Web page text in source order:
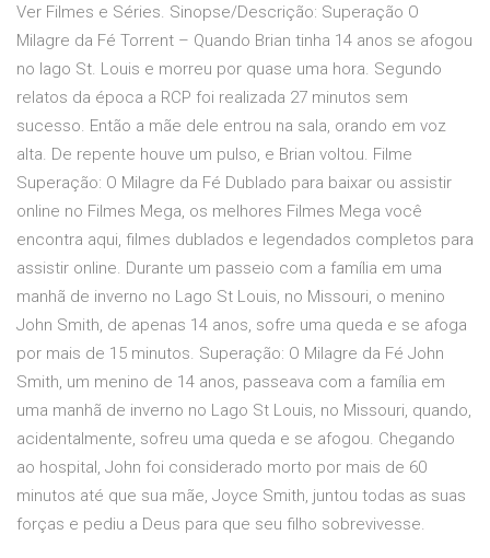
Ver Filmes e Séries. Sinopse/Descrição: Superação O
Milagre da Fé Torrent – Quando Brian tinha 14 anos se afogou
no lago St. Louis e morreu por quase uma hora. Segundo
relatos da época a RCP foi realizada 27 minutos sem
sucesso. Então a mãe dele entrou na sala, orando em voz
alta. De repente houve um pulso, e Brian voltou. Filme
Superação: O Milagre da Fé Dublado para baixar ou assistir
online no Filmes Mega, os melhores Filmes Mega você
encontra aqui, filmes dublados e legendados completos para
assistir online. Durante um passeio com a família em uma
manhã de inverno no Lago St Louis, no Missouri, o menino
John Smith, de apenas 14 anos, sofre uma queda e se afoga
por mais de 15 minutos. Superação: O Milagre da Fé John
Smith, um menino de 14 anos, passeava com a família em
uma manhã de inverno no Lago St Louis, no Missouri, quando,
acidentalmente, sofreu uma queda e se afogou. Chegando
ao hospital, John foi considerado morto por mais de 60
minutos até que sua mãe, Joyce Smith, juntou todas as suas
forças e pediu a Deus para que seu filho sobrevivesse.